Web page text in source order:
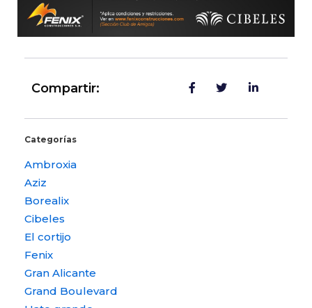
Compartir:
Categorías
Ambroxia
Aziz
Borealix
Cibeles
El cortijo
Fenix
Gran Alicante
Grand Boulevard